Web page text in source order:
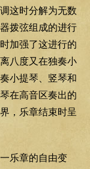
这时分解为无数
拨弦组成的进行
加强了这进行的
八度又在独奏小
小提琴、竖琴和
在高音区奏出的
，乐章结束时呈
乐章的自由变